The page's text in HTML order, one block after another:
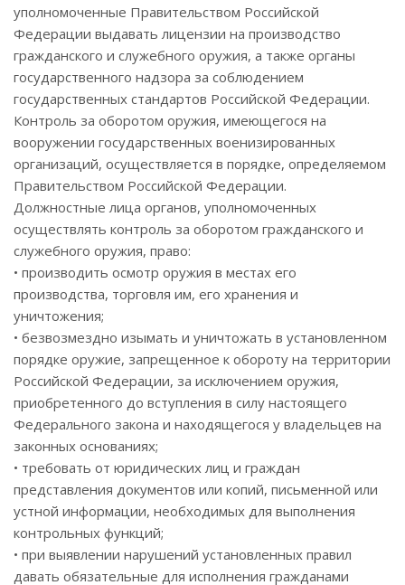
уполномоченные Правительством Российской
Федерации выдавать лицензии на производство
гражданского и служебного оружия, а также органы
государственного надзора за соблюдением
государственных стандартов Российской Федерации.
Контроль за оборотом оружия, имеющегося на
вооружении государственных военизированных
организаций, осуществляется в порядке, определяемом
Правительством Российской Федерации.
Должностные лица органов, уполномоченных
осуществлять контроль за оборотом гражданского и
служебного оружия, право:
• производить осмотр оружия в местах его
производства, торговля им, его хранения и
уничтожения;
• безвозмездно изымать и уничтожать в установленном
порядке оружие, запрещенное к обороту на территории
Российской Федерации, за исключением оружия,
приобретенного до вступления в силу настоящего
Федерального закона и находящегося у владельцев на
законных основаниях;
• требовать от юридических лиц и граждан
представления документов или копий, письменной или
устной информации, необходимых для выполнения
контрольных функций;
• при выявлении нарушений установленных правил
давать обязательные для исполнения гражданами